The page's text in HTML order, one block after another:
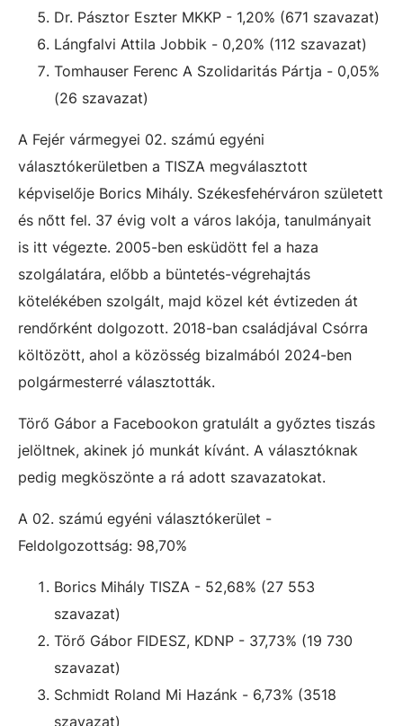
Dr. Pásztor Eszter MKKP - 1,20% (671 szavazat)
Lángfalvi Attila Jobbik - 0,20% (112 szavazat)
Tomhauser Ferenc A Szolidaritás Pártja - 0,05%
(26 szavazat)
A Fejér vármegyei 02. számú egyéni
választókerületben a TISZA megválasztott
képviselője Borics Mihály. Székesfehérváron született
és nőtt fel. 37 évig volt a város lakója, tanulmányait
is itt végezte. 2005-ben esküdött fel a haza
szolgálatára, előbb a büntetés-végrehajtás
kötelékében szolgált, majd közel két évtizeden át
rendőrként dolgozott. 2018-ban családjával Csórra
költözött, ahol a közösség bizalmából 2024-ben
polgármesterré választották.
Törő Gábor a Facebookon gratulált a győztes tiszás
jelöltnek, akinek jó munkát kívánt. A választóknak
pedig megköszönte a rá adott szavazatokat.
A 02. számú egyéni választókerület -
Feldolgozottság: 98,70%
Borics Mihály TISZA - 52,68% (27 553
szavazat)
Törő Gábor FIDESZ, KDNP - 37,73% (19 730
szavazat)
Schmidt Roland Mi Hazánk - 6,73% (3518
szavazat)